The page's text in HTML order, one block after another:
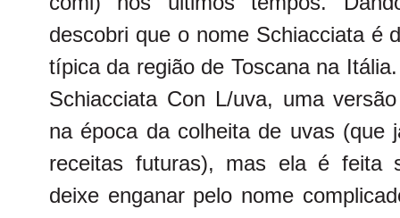
descobri que o nome Schiacciata é
típica da região de Toscana na
Schiacciata Con L/uva, uma
na época da colheita de uvas (que
receitas futuras), mas ela é feita
deixe enganar pelo nome